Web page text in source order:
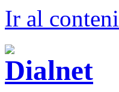
Ir al conteni